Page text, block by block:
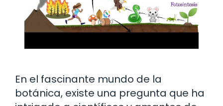
En el fascinante mundo de la
botánica, existe una pregunta que ha